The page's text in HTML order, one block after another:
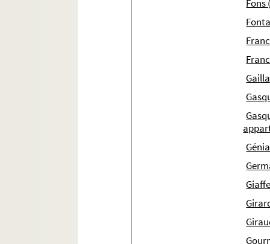
Ms 1983 (III) (1849). Abbé Henri Brémond. «
Ms 1984 (1850). Abbé Henri Brémond. « Les
Ms 1985 (I) (1851). Abbé Henri Brémond. «
Ms 1985 (II) (1851). Abbé Henri Brémond. «
Ms 1985 (III) (1851). Abbé Henri Brémond. «
Ms 1986 (1852). Abbé Henri Brémond. «
Ms 1987 (I) (1853). Abbé Henri Brémond.
Ms 1987 (II) (1853). Abbé Henri Brémond. «
Ms 1987 (III) (1853). René Johannet. « Étude
Ms 1988 (1854). Livre de comptes des
Ms 1989 (1855). Correspondance de la
Ms 1990 (II-II bis.) (1856).
Ms 1991 (III) (1857). Correspondance de la
Fons